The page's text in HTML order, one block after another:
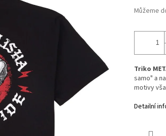
Můžeme
Triko
samo" a
motivy
Detailní